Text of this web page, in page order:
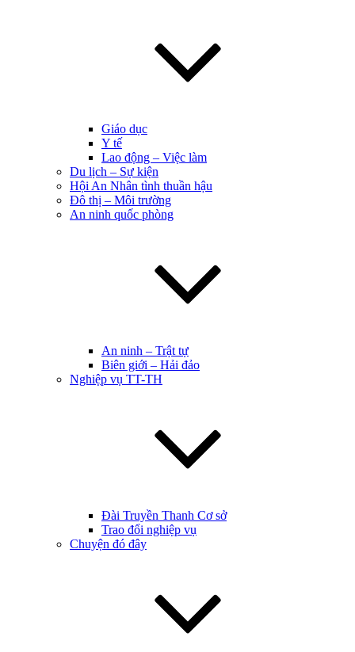
Giáo dục
Y tế
Lao động – Việc làm
Du lịch – Sự kiện
Hội An Nhân tình thuần hậu
Đô thị – Môi trường
An ninh quốc phòng
An ninh – Trật tự
Biên giới – Hải đảo
Nghiệp vụ TT-TH
Đài Truyền Thanh Cơ sở
Trao đổi nghiệp vụ
Chuyện đó đây